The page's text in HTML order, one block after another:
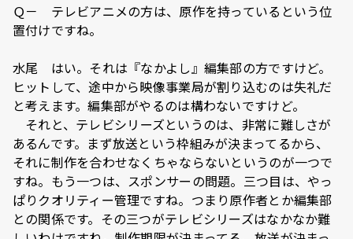
Ｑ－ テレビアニメの方は、原作を持っているという位
置付けですね。
水尾 はい。それは『なかよし』編集部の方ですけど。
ヒットして、途中から映像事業局が割り込むのは失礼だ
と考えます。編集部がやるのは構わないですけど。
それと、テレビシリーズというのは、非常に難しさが
あるんです。まず放送という枠組みが決まってるから、
それに制作を合わせなくちゃならないというのが一つで
すね。もう一つは、スポンサーの問題。三つ目は、やっ
ぱりクオリティー管理ですね。つまり原作者とか編集部
との関係です。その三つがテレビシリーズはなかなか難